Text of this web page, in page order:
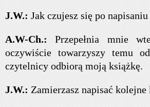
J.W.: Jak czujesz się po
A.W-Ch.: Przepełnia mnie
oczywiście towarzyszy temu
czytelnicy odbiorą moją książkę.
J.W.: Zamierzasz napisać